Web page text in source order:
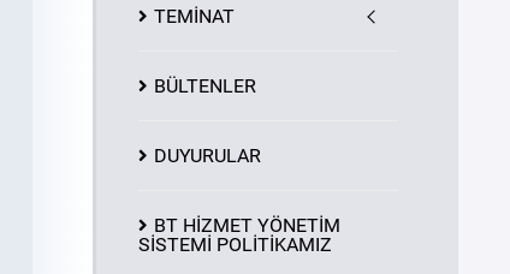
TEMİNAT
BÜLTENLER
DUYURULAR
BT HİZMET YÖNETİM
SİSTEMİ POLİTİKAMIZ